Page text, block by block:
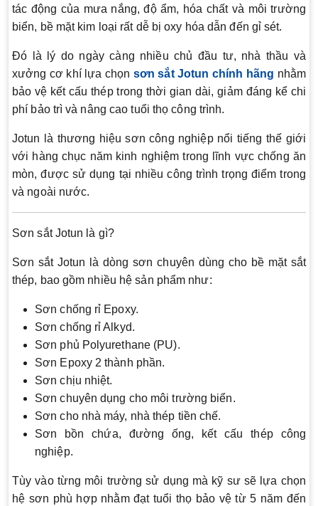
tác động của mưa nắng, độ ẩm, hóa chất và môi trường
biển, bề mặt kim loại rất dễ bị oxy hóa dẫn đến gỉ sét.
Đó là lý do ngày càng nhiều chủ đầu tư, nhà thầu và
xưởng cơ khí lựa chọn sơn sắt Jotun chính hãng nhằm
bảo vệ kết cấu thép trong thời gian dài, giảm đáng kể chi
phí bảo trì và nâng cao tuổi thọ công trình.
Jotun là thương hiệu sơn công nghiệp nổi tiếng thế giới
với hàng chục năm kinh nghiệm trong lĩnh vực chống ăn
mòn, được sử dụng tại nhiều công trình trọng điểm trong
và ngoài nước.
Sơn sắt Jotun là gì?
Sơn sắt Jotun là dòng sơn chuyên dùng cho bề mặt sắt
thép, bao gồm nhiều hệ sản phẩm như:
Sơn chống rỉ Epoxy.
Sơn chống rỉ Alkyd.
Sơn phủ Polyurethane (PU).
Sơn Epoxy 2 thành phần.
Sơn chịu nhiệt.
Sơn chuyên dụng cho môi trường biển.
Sơn cho nhà máy, nhà thép tiền chế.
Sơn bồn chứa, đường ống, kết cấu thép công
nghiệp.
Tùy vào từng môi trường sử dụng mà kỹ sư sẽ lựa chọn
hệ sơn phù hợp nhằm đạt tuổi thọ bảo vệ từ 5 năm đến